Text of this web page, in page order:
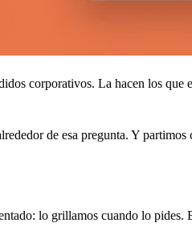
corporativos. La hacen los
de esa pregunta. Y
lo grillamos cuando lo pides.